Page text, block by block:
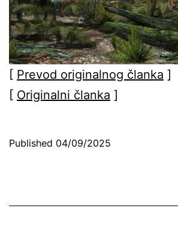
[ Prevod originalnog članka ]
[ Originalni članka ]
Published 04/09/2025